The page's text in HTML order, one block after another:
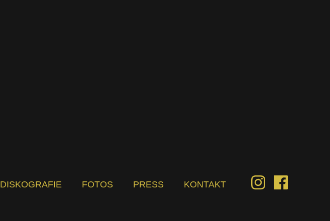
DISKOGRAFIE FOTOS PRESS KONTAKT